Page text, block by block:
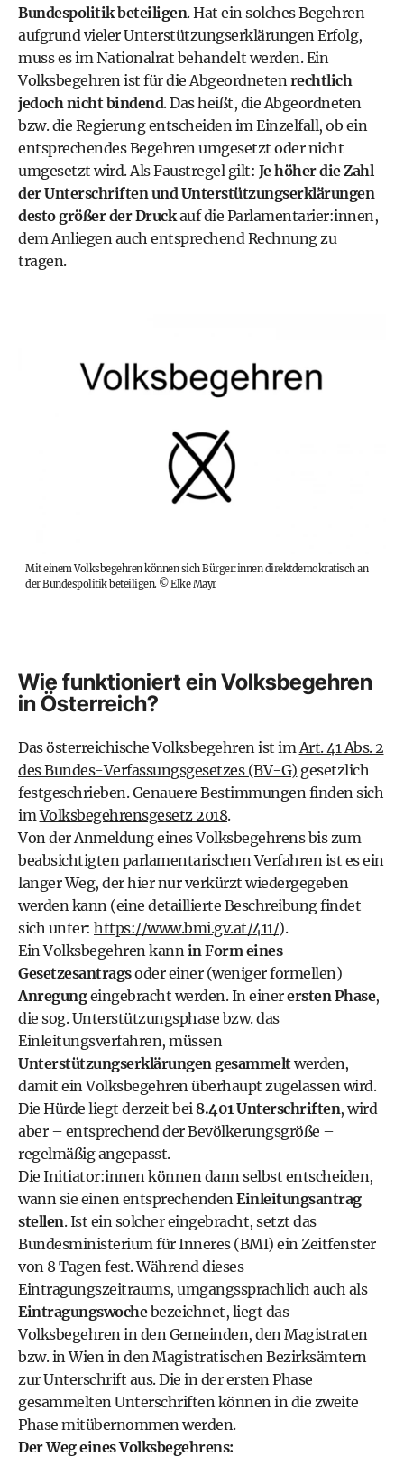
Bundespolitik beteiligen. Hat ein solches Begehren
aufgrund vieler Unterstützungserklärungen Erfolg,
muss es im Nationalrat behandelt werden. Ein
Volksbegehren ist für die Abgeordnetenrechtlich
jedoch nicht bindend. Das heißt, die Abgeordneten
bzw. die Regierung entscheiden im Einzelfall, ob ein
entsprechendes Begehren umgesetzt oder nicht
umgesetzt wird. Als Faustregel gilt: Je höher die Zahl
der Unterschriften und Unterstützungserklärungen
desto größer der Druckauf die Parlamentarier:innen,
dem Anliegen auch entsprechend Rechnung zu
tragen.
Mit einem Volksbegehren können sich Bürger:innen direktdemokratisch an
der Bundespolitik beteiligen. ©Elke Mayr
Wie funktioniert ein Volksbegehren
in Österreich?
Das österreichische Volksbegehren ist im Art. 41 Abs. 2
des Bundes-Verfassungsgesetzes (BV-G) gesetzlich
festgeschrieben. Genauere Bestimmungen finden sich
imVolksbegehrensgesetz 2018.
Von der Anmeldung eines Volksbegehrens bis zum
beabsichtigten parlamentarischen Verfahren ist es ein
langer Weg, der hier nur verkürzt wiedergegeben
werden kann (eine detaillierte Beschreibung findet
sich unter: https://www.bmi.gv.at/411/).
Ein Volksbegehren kann in Form eines
Gesetzesantragsoder einer (weniger formellen)
Anregungeingebracht werden. In einerersten Phase,
die sog. Unterstützungsphase bzw. das
Einleitungsverfahren, müssen
Unterstützungserklärungen gesammeltwerden,
damit ein Volksbegehren überhaupt zugelassen wird.
Die Hürde liegt derzeit bei 8.401 Unterschriften, wird
aber – entsprechend der Bevölkerungsgröße –
regelmäßig angepasst.
Die Initiator:innen können dann selbst entscheiden,
wann sie einen entsprechenden Einleitungsantrag
stellen. Ist ein solcher eingebracht, setzt das
Bundesministerium für Inneres (BMI) ein Zeitfenster
von 8 Tagen fest. Während dieses
Eintragungszeitraums, umgangssprachlich auch als
Eintragungswochebezeichnet, liegt das
Volksbegehren in den Gemeinden, den Magistraten
bzw. in Wien in den Magistratischen Bezirksämtern
zur Unterschrift aus. Die in der ersten Phase
gesammelten Unterschriften können in die zweite
Phase mitübernommen werden.
Der Weg eines Volksbegehrens: